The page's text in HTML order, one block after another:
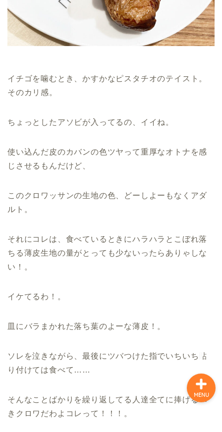
イチゴを噛むとき、かすかなピスタチオのテイスト。
そのカリ感。
ちょっとしたアソビが入ってるの、イイね。
使い込んだ皮のカバンの色ツヤって重厚なオトナを感
じさせるもんだけど、
このクロワッサンの生地の色、どーしよーもなくアダ
ルト。
それにコレは、食べているときにハラハラとこぼれ落
ちる薄皮生地の量がとっても少ないったらありゃしな
い！。
イケてるわ！。
皿にバラまかれた落ち葉のよーな薄皮！。
ソレを泣きながら、最後にツバつけた指でいちいち貼
り付けては食べて……
そんなことばかりを繰り返してる人達全てに捧げるべ
きクロワだわよコレって！！！。
MENU
ホーム
昭和歌謡曲の万華(まんが)